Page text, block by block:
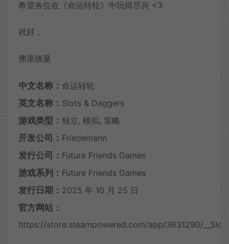
希望各位在《命运转轮》中玩得尽兴 <3
祝好，
弗里德曼
中文名称： 命运转轮
英文名称： Slots & Daggers
游戏类型： 独立, 模拟, 策略
开发公司： Friedemann
发行公司： Future Friends Games
游戏系列： Future Friends Games
发行日期： 2025 年 10 月 25 日
官方网站：
https://store.steampowered.com/app/3631290/